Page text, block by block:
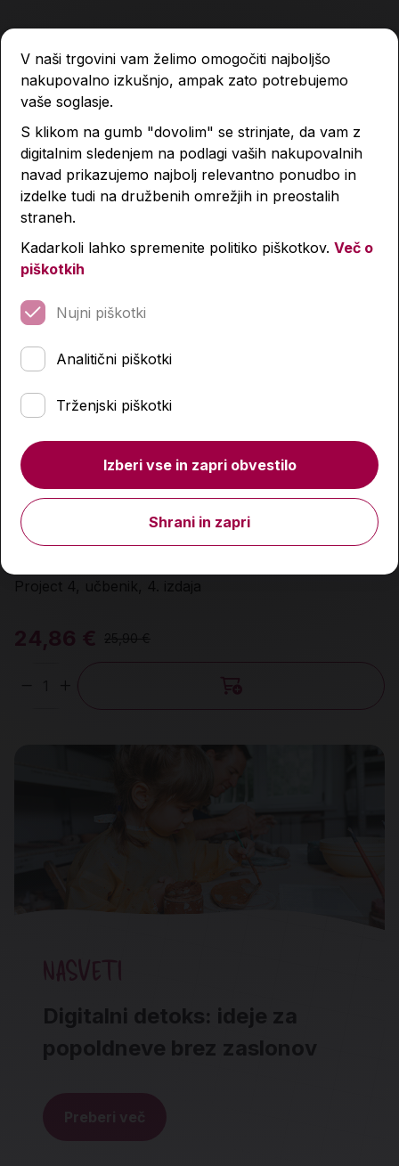
Lastnosti izdelka
Podobni izdelki
-4 %
Project 4, učbenik, 4. izdaja
-4 %
24,86 € 25,90 €
Količina
NASVETI
Digitalni detoks: ideje za
popoldneve brez zaslonov
Preberi več
V naši trgovini vam želimo omogočiti najboljšo
nakupovalno izkušnjo, ampak zato potrebujemo
vaše soglasje.
S klikom na gumb "dovolim" se strinjate, da vam z
digitalnim sledenjem na podlagi vaših nakupovalnih
navad prikazujemo najbolj relevantno ponudbo in
izdelke tudi na družbenih omrežjih in preostalih
straneh.
Kadarkoli lahko spremenite politiko piškotkov. Več o
piškotkih
Nujni piškotki
Analitični piškotki
Trženjski piškotki
Izberi vse in zapri obvestilo
Shrani in zapri